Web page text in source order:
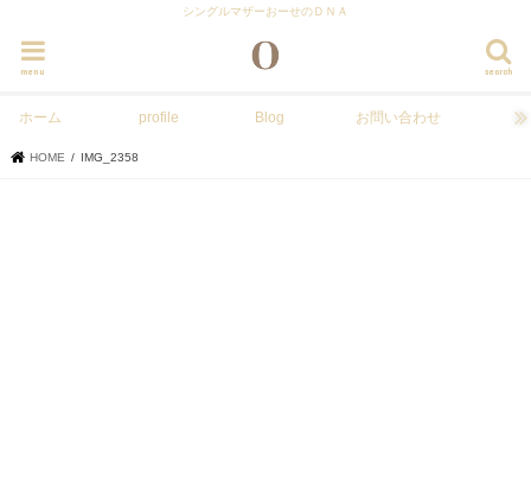
シングルマザーおーせのＤＮＡ
search
menu
ホーム profile Blog お問い合わせ
HOME IMG_2358